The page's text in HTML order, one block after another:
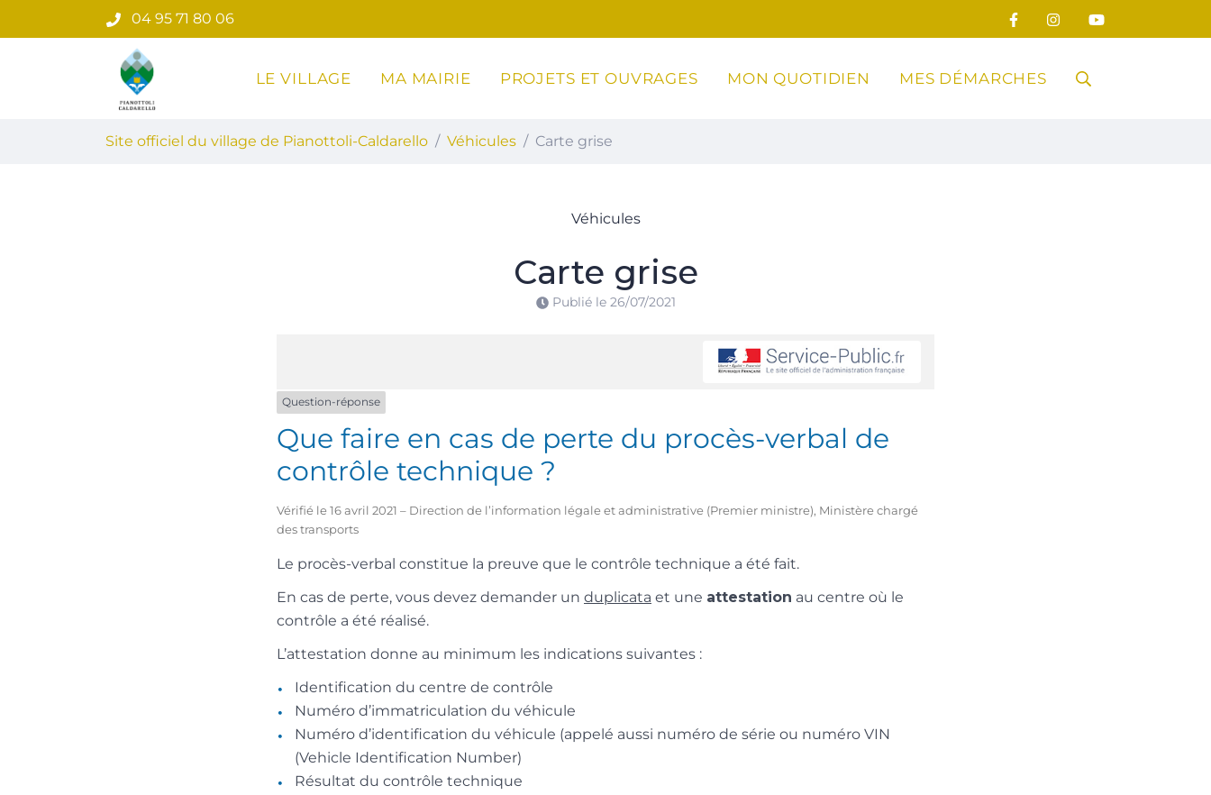
au
04 95 71 80 06
Site officiel du village de Pianottoli-Caldarello
LE VILLAGE MA MAIRIE PROJETS ET OUVRAGES MON QUOTIDIEN MES DÉMARCHES RECHERCHE
Site officiel du village de Pianottoli-Caldarello Véhicules Carte grise
Véhicules
Carte grise
Publié le 26/07/2021
Question-réponse
Que faire en cas de perte du procès-verbal de
contrôle technique ?
Vérifié le 16 avril 2021 – Direction de l’information légale et administrative (Premier ministre), Ministère chargé
des transports
Le procès-verbal constitue la preuve que le contrôle technique a été fait.
En cas de perte, vous devez demander un duplicata et une attestation au centre où le
contrôle a été réalisé.
L’attestation donne au minimum les indications suivantes :
Identification du centre de contrôle
Numéro d’immatriculation du véhicule
Numéro d’identification du véhicule (appelé aussi numéro de série ou numéro VIN
(Vehicle Identification Number)
Résultat du contrôle technique